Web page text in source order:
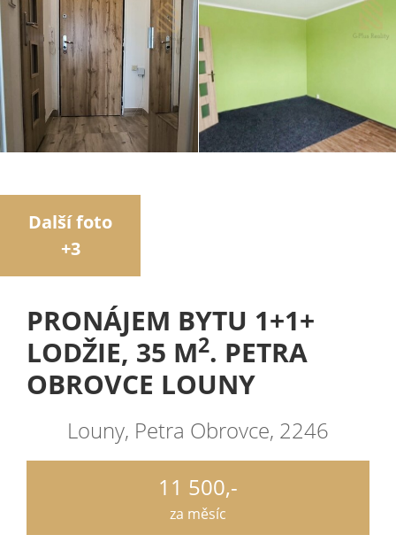
Další foto
+3
PRONÁJEM BYTU 1+1+
LODŽIE, 35 M2. PETRA
OBROVCE LOUNY
Louny, Petra Obrovce, 2246
11 500,-
za měsíc